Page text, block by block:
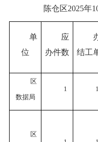
陈仓区2025年
单
位
应
办件数
结工
区
数据局
1 1
区